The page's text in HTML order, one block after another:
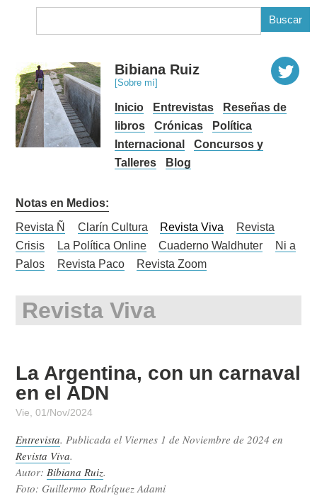
Bibiana Ruiz
[Sobre mí]
Inicio Entrevistas
Reseñas de
libros
Crónicas
Política
Internacional
Concursos y
Talleres
Blog
Notas en Medios:
Revista Ñ
Clarín Cultura Revista Viva
Revista
Crisis
La Política Online Cuaderno Waldhuter
Ni a
Palos
Revista Paco Revista Zoom
Revista Viva
La Argentina, con un carnaval
en el ADN
Vie, 01/Nov/2024
Entrevista. Publicada el Viernes 1 de Noviembre de 2024 en
Revista Viva.
Autor:Bibiana Ruiz.
Foto: Guillermo Rodríguez Adami